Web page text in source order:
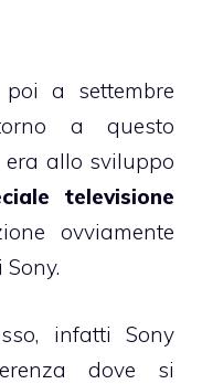
a settembre
a questo
allo sviluppo
televisione
ovviamente
infatti Sony
dove si